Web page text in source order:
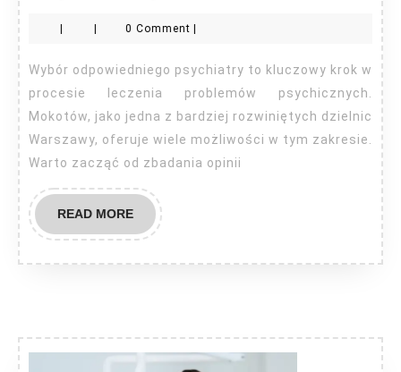
| | 0 Comment |
Wybór odpowiedniego psychiatry to kluczowy krok w
procesie leczenia problemów psychicznych.
Mokotów, jako jedna z bardziej rozwiniętych dzielnic
Warszawy, oferuje wiele możliwości w tym zakresie.
Warto zacząć od zbadania opinii
READ MOREREAD
MORE